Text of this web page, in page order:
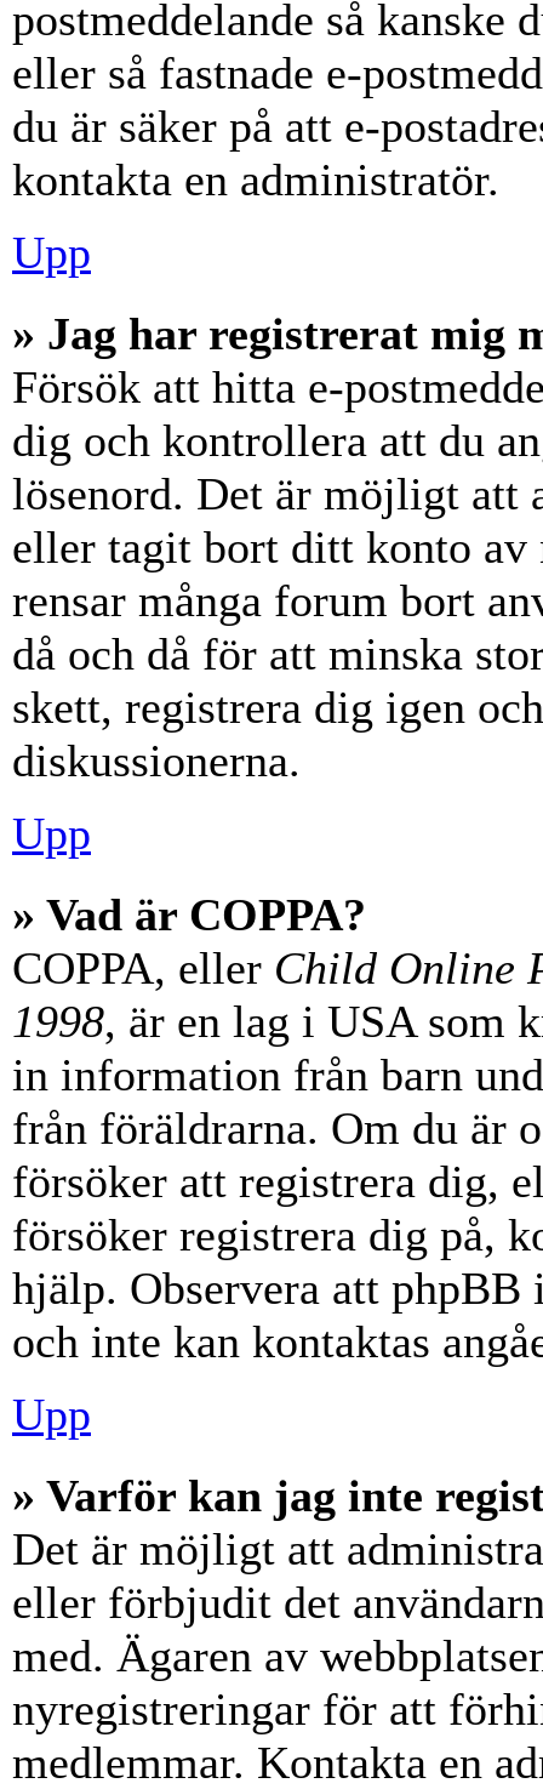
postmeddelande så kanske
eller så fastnade e-
du är säker på att e-
kontakta en administratör.
Upp
» Jag har registrerat mig
Försök att hitta e-
dig och kontrollera att du
lösenord. Det är möjligt att
eller tagit bort ditt konto av
rensar många forum bort
då och då för att minska
skett, registrera dig igen
diskussionerna.
Upp
» Vad är COPPA?
COPPA, eller Child Online
1998, är en lag i USA som
in information från barn
från föräldrarna. Om du är
försöker att registrera dig,
försöker registrera dig på,
hjälp. Observera att
och inte kan kontaktas
Upp
» Varför kan jag inte
Det är möjligt att
eller förbjudit det
med. Ägaren av
nyregistreringar för att
medlemmar. Kontakta en